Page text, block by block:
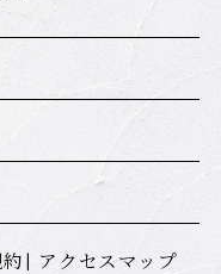
アクセスマップ